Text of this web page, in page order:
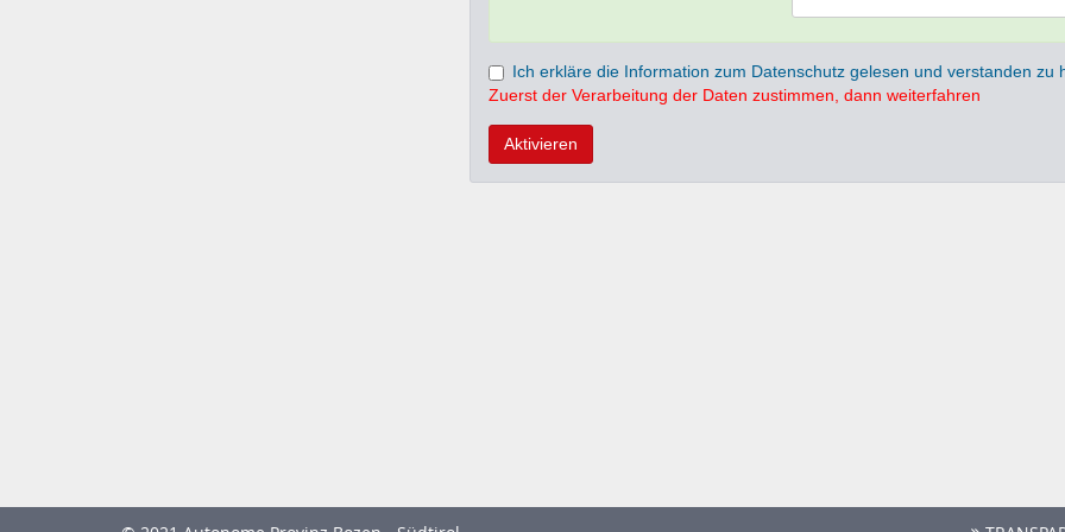
Ich erkläre die Information zum Datenschutz gelesen und verstanden zu
Zuerst der Verarbeitung der Daten zustimmen, dann weiterfahren
Aktivieren